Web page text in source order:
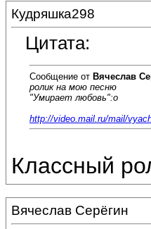
Кудряшка298
Цитата:
Сообщение от Вячеслав
ролик на мою песню
"Умирает любовь":o
http://video.mail.ru/mail/
Классный
Вячеслав Серёгин